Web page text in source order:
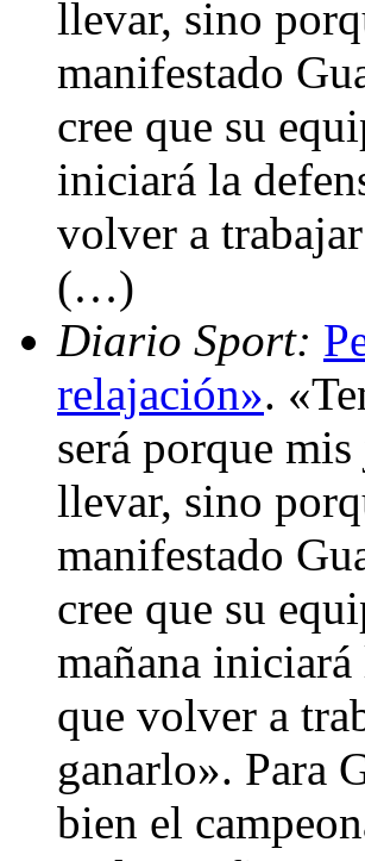
llevar, sino
manifestado
cree que su
iniciará la
volver a
(…)
Diario Sport:
relajación».
será porque
llevar, sino
manifestado
cree que su
mañana
que volver a
ganarlo». Para
bien el